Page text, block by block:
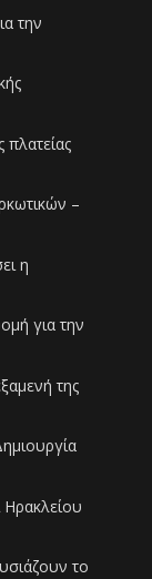
την
–
η
για την
της
το